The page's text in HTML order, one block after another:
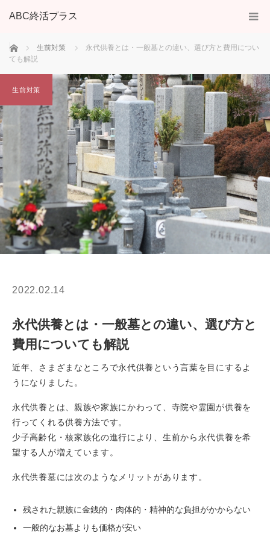
ABC終活プラス
ホーム 生前対策
永代供養とは・一般墓との違い、選び方と費用につい
ても解説
生前対策
2022.02.14
永代供養とは・一般墓との違い、選び方と
費用についても解説
近年、さまざまなところで永代供養という言葉を目にするよ
うになりました。
永代供養とは、親族や家族にかわって、寺院や霊園が供養を
行ってくれる供養方法です。
少子高齢化・核家族化の進行により、生前から永代供養を希
望する人が増えています。
永代供養墓には次のようなメリットがあります。
残された親族に金銭的・肉体的・精神的な負担がかからない
一般的なお墓よりも価格が安い